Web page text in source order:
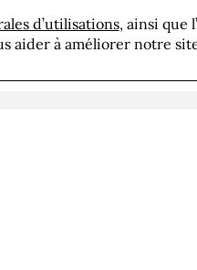
d’utilisations, ainsi que
aider à améliorer notre
Réalisations